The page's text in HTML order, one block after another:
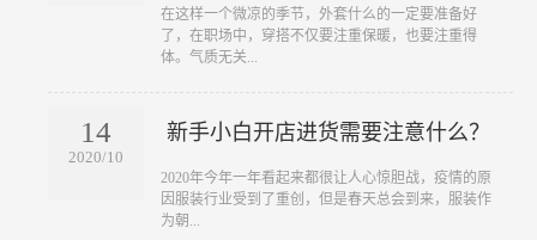
​在这样一个微凉的季节，外套什么的一定要准备好
了，在职场中，穿搭不仅要注重保暖，也要注重得
体。气质无关...
14
2020/10
新手小白开店进货需要注意什么？
​2020年今年一年看起来都很让人心惊胆战，疫情的原
因服装行业受到了重创，但是春天总会到来，服装作
为朝...